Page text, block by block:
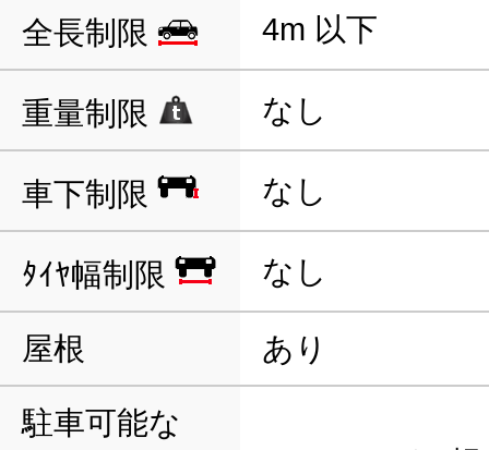
全長制限 4m 以下
重量制限 なし
車下制限 なし
ﾀｲﾔ幅制限 なし
屋根 あり
駐車可能な